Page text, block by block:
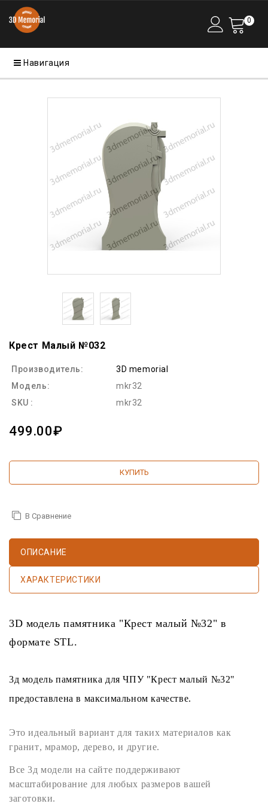
0
Навигация
Крест Малый №032
Производитель:
3D memorial
Модель:
mkr32
SKU :
mkr32
499.00₽
КУПИТЬ
В Сравнение
ОПИСАНИЕ
ХАРАКТЕРИСТИКИ
3D модель памятника "Крест малый №32" в
формате STL.
3д модель памятника дляЧПУ"Крест малый №32"
предоставлена в максимальном качестве.
Это идеальный вариант для таких материалов как
гранит, мрамор, дерево, и другие.
Все3д модели на сайте поддерживают
масштабирование для любых размеров вашей
заготовки.